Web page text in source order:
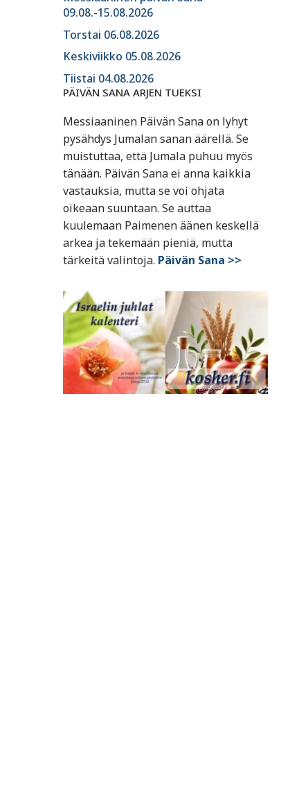
09.08.-15.08.2026
Torstai 06.08.2026
Keskiviikko 05.08.2026
Tiistai 04.08.2026
PÄIVÄN SANA ARJEN TUEKSI
Messiaaninen Päivän Sana on lyhyt
pysähdys Jumalan sanan äärellä. Se
muistuttaa, että Jumala puhuu myös
tänään. Päivän Sana ei anna kaikkia
vastauksia, mutta se voi ohjata
oikeaan suuntaan. Se auttaa
kuulemaan Paimenen äänen keskellä
arkea ja tekemään pieniä, mutta
tärkeitä valintoja. Päivän Sana >>